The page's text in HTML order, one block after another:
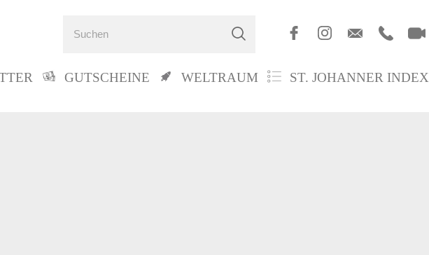
GUTSCHEINE WELTRAUM ST. JOHANNER INDEX